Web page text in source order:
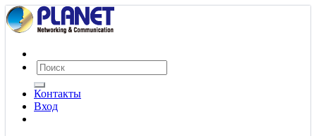
Контакты
Вход